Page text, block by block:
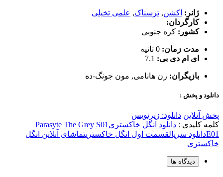
ژانر: اکشن, ترسناک, علمی تخیلی
کارگردان:
کشور: کره جنوبی
مدت زمان: 0 ثانیه
ای ام دی بی: 7.1
بازیگران: رن هانامی, مون جونگ-ده
دانلود و پخش :
پخش آنلاین دانلود: زیرنویس
کلمه کلیدی : دانلود انگل خاکستری Parasyte The Grey S01
E01دانلود سریالقسمت اول انگل خاکستریتماشای آنلاین انگل
خاکستری
دیدگاه ها